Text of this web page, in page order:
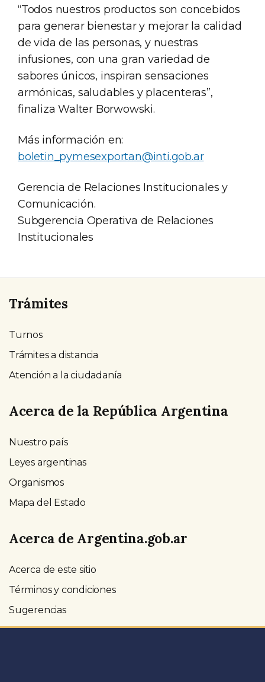
“Todos nuestros productos son concebidos
para generar bienestar y mejorar la calidad
de vida de las personas, y nuestras
infusiones, con una gran variedad de
sabores únicos, inspiran sensaciones
armónicas, saludables y placenteras”,
finaliza Walter Borwowski.
Más información en:
boletin_pymesexportan@inti.gob.ar
Gerencia de Relaciones Institucionales y
Comunicación.
Subgerencia Operativa de Relaciones
Institucionales
Trámites
Turnos
Trámites a distancia
Atención a la ciudadanía
Acerca de la República Argentina
Nuestro país
Leyes argentinas
Organismos
Mapa del Estado
Acerca de Argentina.gob.ar
Acerca de este sitio
Términos y condiciones
Sugerencias